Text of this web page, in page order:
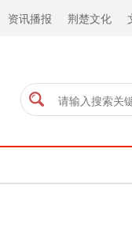
资讯播报 荆楚文化